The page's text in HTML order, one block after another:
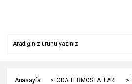
Anasayfa ODA TERMOSTATLARI